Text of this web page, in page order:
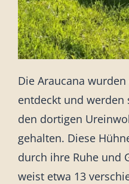
Die Araucana
entdeckt und werden
den dortigen
gehalten. Diese
durch ihre Ruhe und
weist etwa 13